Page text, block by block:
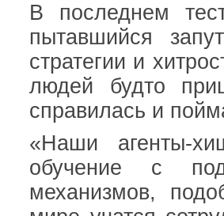
В последнем
пытавшийся
стратегии и
людей будто
справилась и
«Наши агенты-
обучение с
механизмов,